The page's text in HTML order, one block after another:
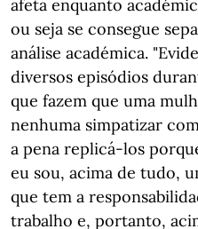
afeta enquanto
ou seja se consegue
análise académica.
diversos episódios
que fazem que uma
nenhuma simpatizar
a pena replicá-los
eu sou, acima de tudo,
que tem a
trabalho e, portanto,